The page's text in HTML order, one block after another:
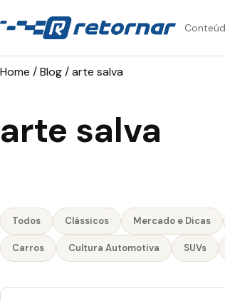
Home /Blog/arte salva
arte salva
Todos Clássicos Mercado e Dicas
Carros Cultura Automotiva SUVs